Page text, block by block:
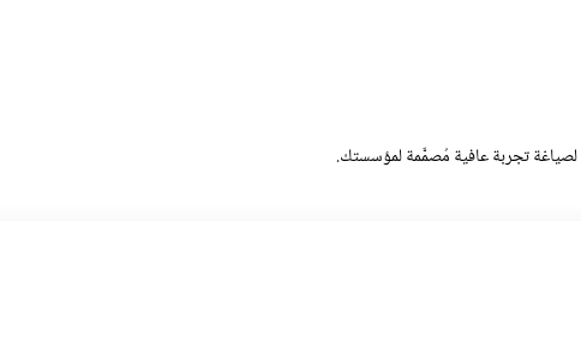
لصياغة تجربة عافية مُصمَّمة لمؤسستك.